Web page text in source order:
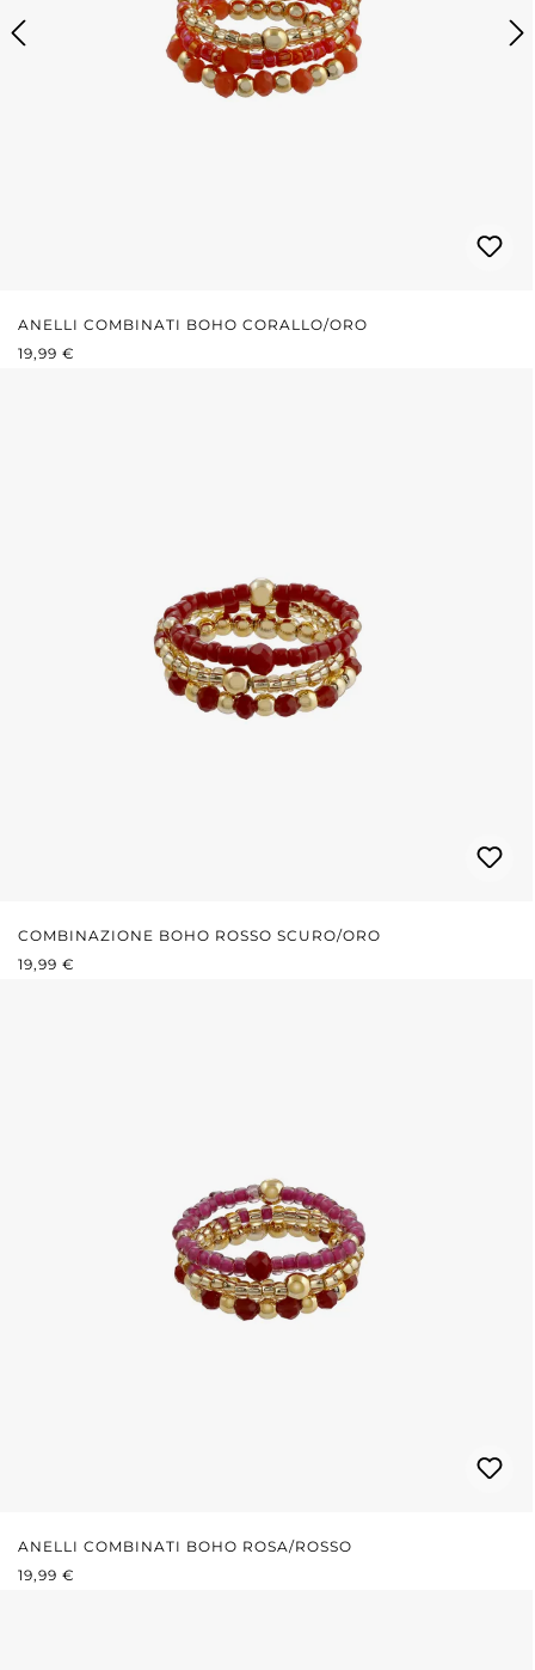
ANELLI COMBINATI BOHO CORALLO/ORO
PREZZO NORMALE:
19,99 €
COMBINAZIONE BOHO ROSSO SCURO/ORO
PREZZO NORMALE:
19,99 €
ANELLI COMBINATI BOHO ROSA/ROSSO
PREZZO NORMALE:
19,99 €